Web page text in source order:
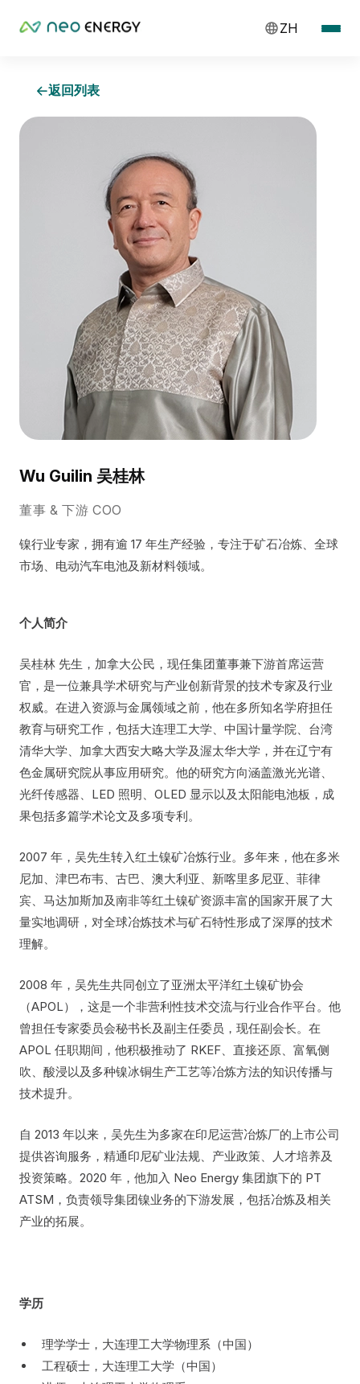
ZH
返回列表
Wu Guilin 吴桂林
董事 & 下游 COO
镍行业专家，拥有逾 17 年生产经验，专注于矿石冶炼、全球
市场、电动汽车电池及新材料领域。
个人简介
吴桂林 先生，加拿大公民，现任集团董事兼下游首席运营
官，是一位兼具学术研究与产业创新背景的技术专家及行业
权威。在进入资源与金属领域之前，他在多所知名学府担任
教育与研究工作，包括大连理工大学、中国计量学院、台湾
清华大学、加拿大西安大略大学及渥太华大学，并在辽宁有
色金属研究院从事应用研究。他的研究方向涵盖激光光谱、
光纤传感器、LED 照明、OLED 显示以及太阳能电池板，成
果包括多篇学术论文及多项专利。
2007 年，吴先生转入红土镍矿冶炼行业。多年来，他在多米
尼加、津巴布韦、古巴、澳大利亚、新喀里多尼亚、菲律
宾、马达加斯加及南非等红土镍矿资源丰富的国家开展了大
量实地调研，对全球冶炼技术与矿石特性形成了深厚的技术
理解。
2008 年，吴先生共同创立了亚洲太平洋红土镍矿协会
（APOL），这是一个非营利性技术交流与行业合作平台。他
曾担任专家委员会秘书长及副主任委员，现任副会长。在
APOL 任职期间，他积极推动了 RKEF、直接还原、富氧侧
吹、酸浸以及多种镍冰铜生产工艺等冶炼方法的知识传播与
技术提升。
自 2013 年以来，吴先生为多家在印尼运营冶炼厂的上市公司
提供咨询服务，精通印尼矿业法规、产业政策、人才培养及
投资策略。2020 年，他加入 Neo Energy 集团旗下的 PT
ATSM，负责领导集团镍业务的下游发展，包括冶炼及相关
产业的拓展。
学历
理学学士，大连理工大学物理系（中国）
工程硕士，大连理工大学（中国）